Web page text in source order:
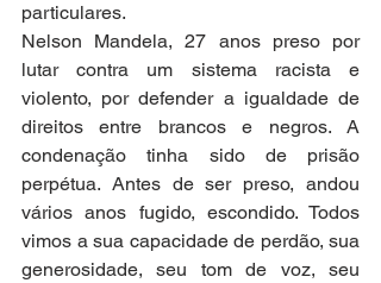
particulares.
Nelson Mandela, 27 anos preso por
lutar contra um sistema racista e
violento, por defender a igualdade de
direitos entre brancos e negros. A
condenação tinha sido de prisão
perpétua. Antes de ser preso, andou
vários anos fugido, escondido. Todos
vimos a sua capacidade de perdão, sua
generosidade, seu tom de voz, seu